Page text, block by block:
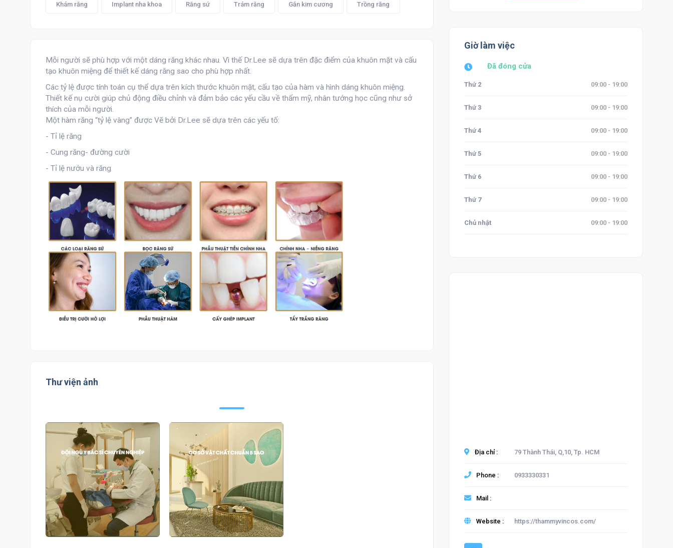
Khám răng Implant nha khoa Răng sứ Trám răng Gắn kim cương Trồng răng
Mỗi người sẽ phù hợp với một dáng răng khác nhau. Vì thế Dr.Lee sẽ dựa trên đặc điểm của khuôn mặt và cấu
tạo khuôn miệng để thiết kế dáng răng sao cho phù hợp nhất.
Các tỷ lệ được tính toán cụ thể dựa trên kích thước khuôn mặt, cấu tạo của hàm và hình dáng khuôn miệng.
Thiết kế nụ cười giúp chủ động điều chỉnh và đảm bảo các yếu cầu về thẩm mỹ, nhân tướng học cũng như sở
thích của mỗi người.
Một hàm răng “tỷ lệ vàng” được Vẽ bởi Dr.Lee sẽ dựa trên các yếu tố:
- Tỉ lệ răng
- Cung răng- đường cười
- Tỉ lệ nướu và răng
Thư viện ảnh
Giờ làm việc
Đã đóng cửa
Thứ 2 09:00 - 19:00
Thứ 3 09:00 - 19:00
Thứ 4 09:00 - 19:00
Thứ 5 09:00 - 19:00
Thứ 6 09:00 - 19:00
Thứ 7 09:00 - 19:00
Chủ nhật 09:00 - 19:00
Địa chỉ : 79 Thành Thái, Q,10, Tp. HCM
Phone : 0933330331
Mail :
Website : https://thammyvincos.com/